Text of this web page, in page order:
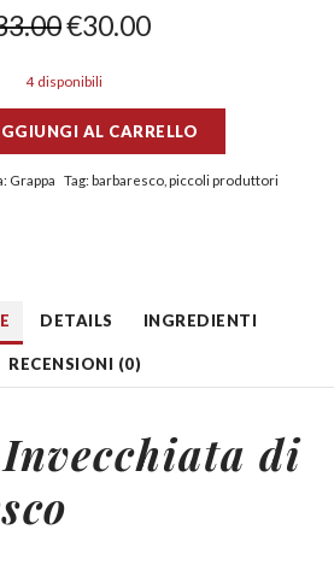
€30.00
4 disponibili
AL CARRELLO
Grappa Tag: barbaresco piccoli produttori
DETAILS INGREDIENTI
RECENSIONI (0)
di